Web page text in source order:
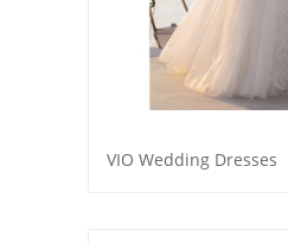
VIO Wedding Dresses